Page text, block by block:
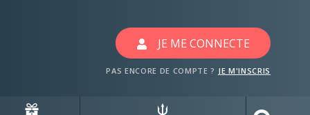
les jeux
JE ME CONNECTE
PAS ENCORE DE COMPTE ? JE M'INSCRIS